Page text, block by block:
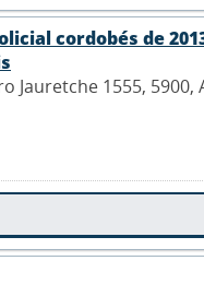
cordobés de
Jauretche 1555,